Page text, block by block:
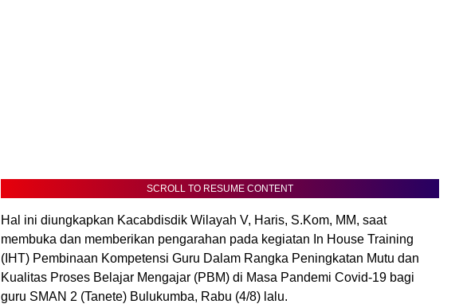
SCROLL TO RESUME CONTENT
Hal ini diungkapkan Kacabdisdik Wilayah V, Haris, S.Kom, MM, saat
membuka dan memberikan pengarahan pada kegiatan In House Training
(IHT) Pembinaan Kompetensi Guru Dalam Rangka Peningkatan Mutu dan
Kualitas Proses Belajar Mengajar (PBM) di Masa Pandemi Covid-19 bagi
guru SMAN 2 (Tanete) Bulukumba, Rabu (4/8) lalu.